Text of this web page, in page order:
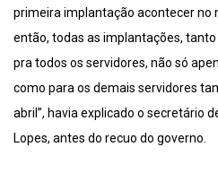
primeira implantação acontecer no
então, todas as implantações,
pra todos os servidores, não só
como para os demais servidores
abril”, havia explicado o secretário
Lopes, antes do recuo do governo.